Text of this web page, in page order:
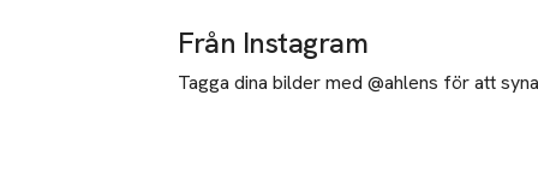
Från Instagram
Tagga dina bilder med @ahlens för att